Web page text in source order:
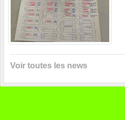
Voir toutes les news